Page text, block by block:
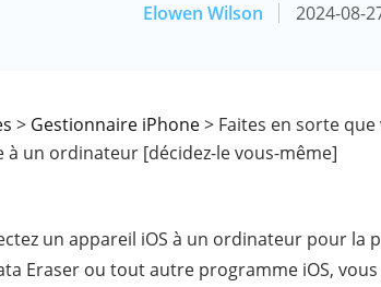
Elowen Wilson 2024-08-
> Gestionnaire iPhone> Faites en sorte
à un ordinateur [décidez-le vous-même]
un appareil iOS à un ordinateur pour la
Eraser ou tout autre programme iOS,